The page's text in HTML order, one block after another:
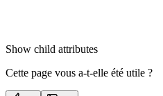
Show child attributes
Cette page vous a-t-elle été utile ?